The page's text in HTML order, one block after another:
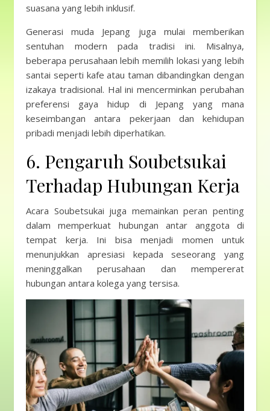
suasana yang lebih inklusif.
Generasi muda Jepang juga mulai memberikan
sentuhan modern pada tradisi ini. Misalnya,
beberapa perusahaan lebih memilih lokasi yang lebih
santai seperti kafe atau taman dibandingkan dengan
izakaya tradisional. Hal ini mencerminkan perubahan
preferensi gaya hidup di Jepang yang mana
keseimbangan antara pekerjaan dan kehidupan
pribadi menjadi lebih diperhatikan.
6. Pengaruh Soubetsukai
Terhadap Hubungan Kerja
Acara Soubetsukai juga memainkan peran penting
dalam memperkuat hubungan antar anggota di
tempat kerja. Ini bisa menjadi momen untuk
menunjukkan apresiasi kepada seseorang yang
meninggalkan perusahaan dan mempererat
hubungan antara kolega yang tersisa.